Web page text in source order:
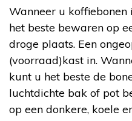
Wanneer u koffiebonen
het beste bewaren op
droge plaats. Een
(voorraad)kast in.
kunt u het beste de
luchtdichte bak of pot
op een donkere, koele